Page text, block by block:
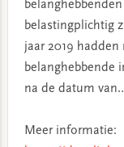
belastingplichtig
jaar 2019
belanghebbende
na de datum
Meer informatie: